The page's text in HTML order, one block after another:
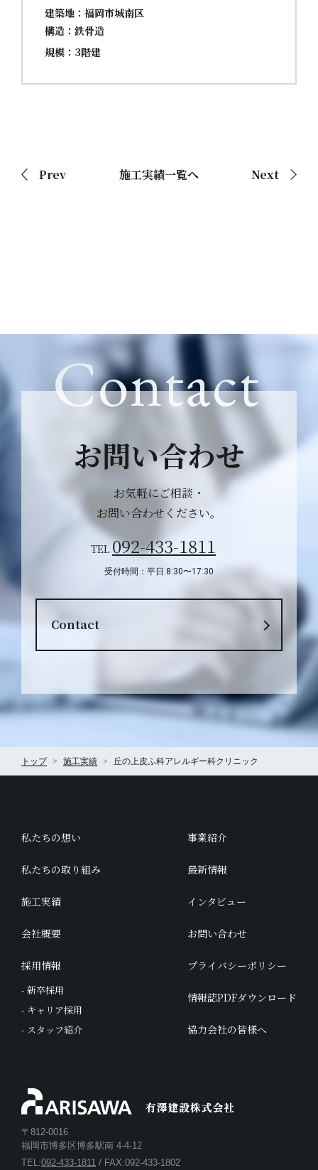
建築地：福岡市城南区
構造：鉄骨造
規模：3階建
Next
施工実績一覧へ
Prev
Contact
お問い合わせ
お気軽にご相談・
お問い合わせください。
TEL 092-433-1811
受付時間：平日 8:30〜17:30
Contact
トップ 施工実績 丘の上皮ふ科アレルギー科クリニック
私たちの想い
私たちの取り組み
施工実績
会社概要
採用情報
- 新卒採用
- キャリア採用
- スタッフ紹介
事業紹介
最新情報
インタビュー
お問い合わせ
プライバシーポリシー
情報誌PDFダウンロード
協力会社の皆様へ
〒812-0016
福岡市博多区博多駅南 4-4-12
TEL:092-433-1811 / FAX:092-433-1802